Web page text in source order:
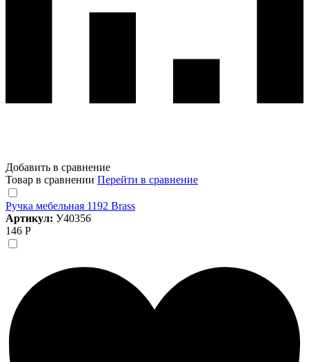
Добавить в сравнение
Товар в сравнении Перейти в сравнение
Ручка мебельная 1192 Brass
Артикул: У40356
146 Р